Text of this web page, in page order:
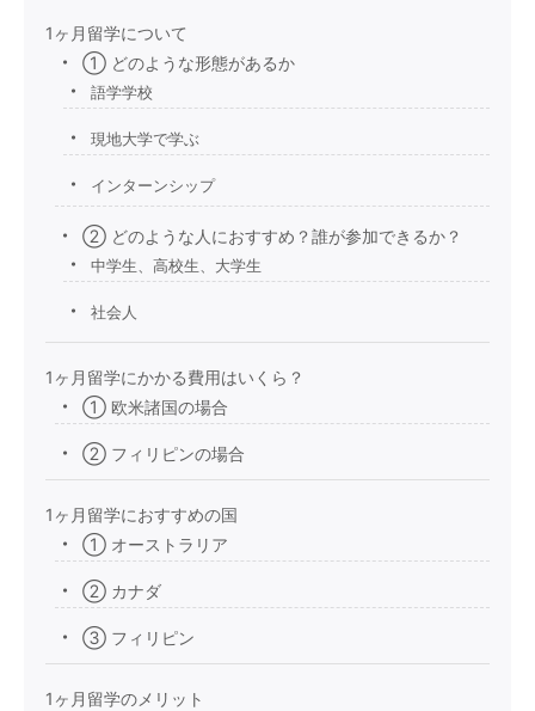
1ヶ月留学について
① どのような形態があるか
語学学校
現地大学で学ぶ
インターンシップ
② どのような人におすすめ？誰が参加できるか？
中学生、高校生、大学生
社会人
1ヶ月留学にかかる費用はいくら？
① 欧米諸国の場合
② フィリピンの場合
1ヶ月留学におすすめの国
① オーストラリア
② カナダ
③ フィリピン
1ヶ月留学のメリット